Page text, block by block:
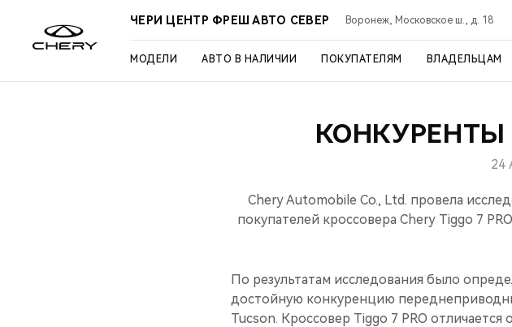
ЧЕРИ ЦЕНТР ФРЕШ АВТО СЕВЕР Воронеж, Московское ш., д. 18
МОДЕЛИ АВТО В НАЛИЧИИ ПОКУПАТЕЛЯМ ВЛАДЕЛЬЦАМ
КОНКУРЕНТЫ
24
Chery Automobile Co., Ltd. провела
покупателей кроссовера Chery Tiggo 7
По результатам исследования было
достойную конкуренцию
Tucson. Кроссовер Tiggo 7 PRO